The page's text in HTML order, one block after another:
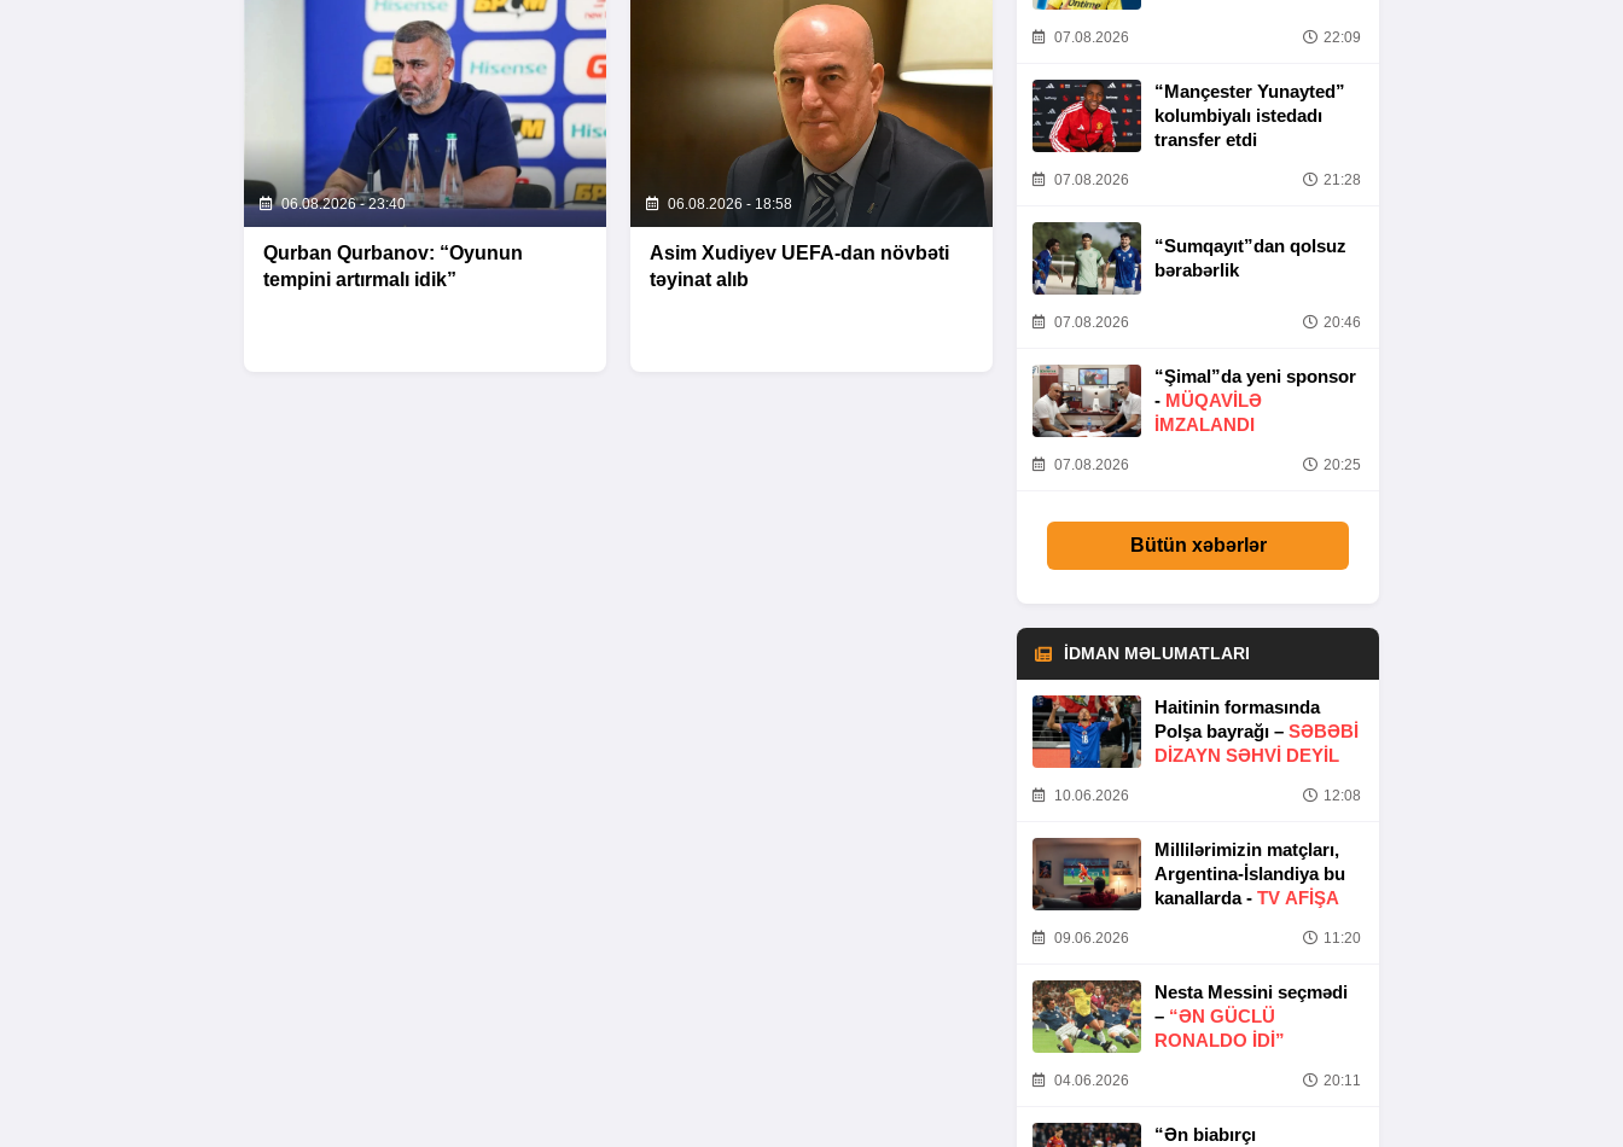
06.08.2026 - 23:40
Qurban Qurbanov: “Oyunun
tempini artırmalı idik”
06.08.2026 - 18:58
Asim Xudiyev UEFA-dan növbəti
təyinat alıb
07.08.2026 22:09
“Mançester Yunayted”
kolumbiyalı istedadı
transfer etdi
07.08.2026 21:28
“Sumqayıt”dan qolsuz
bərabərlik
07.08.2026 20:46
“Şimal”da yeni sponsor
- MÜQAVİLƏ
İMZALANDI
07.08.2026 20:25
Bütün xəbərlər
İDMAN MƏLUMATLARI
Haitinin formasında
Polşa bayrağı – SƏBƏBI
DIZAYN SƏHVI DEYIL
10.06.2026 12:08
Millilərimizin matçları,
Argentina-İslandiya bu
kanallarda - TV AFİŞA
09.06.2026 11:20
Nesta Messini seçmədi
– “ƏN GÜCLÜ
RONALDO IDI”
04.06.2026 20:11
“Ən biabırçı